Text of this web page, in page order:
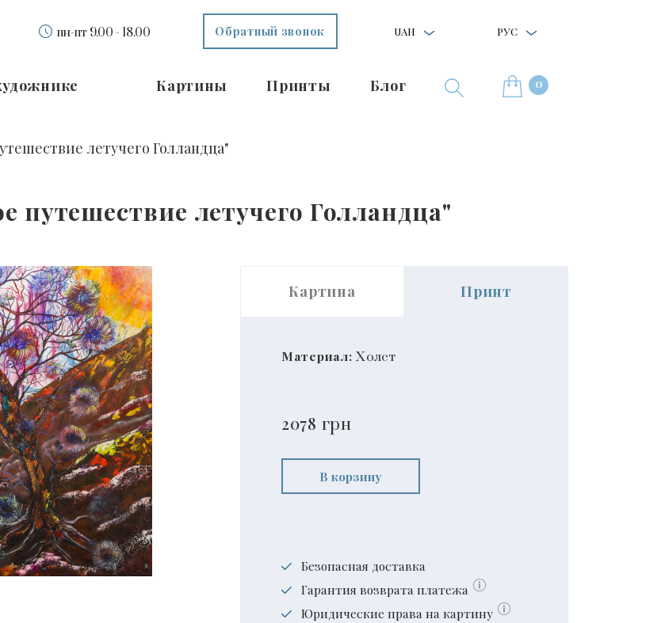
пн-пт 9.00 - 18.00 Обратный звонок UAH РУС
Картины Принты Блог 0
летучего Голландца"
путешествие летучего Голландца"
Картина Принт
Материал: Холст
2078 грн
В корзину
Безопасная доставка
Гарантия возврата платежа
Юридические права на картину